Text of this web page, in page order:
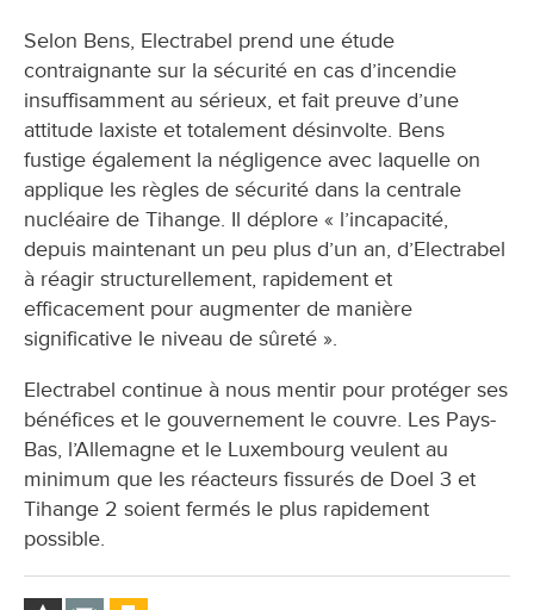
Selon Bens, Electrabel prend une étude
contraignante sur la sécurité en cas d’incendie
insuffisamment au sérieux, et fait preuve d’une
attitude laxiste et totalement désinvolte. Bens
fustige également la négligence avec laquelle on
applique les règles de sécurité dans la centrale
nucléaire de Tihange. Il déplore « l’incapacité,
depuis maintenant un peu plus d’un an, d’Electrabel
à réagir structurellement, rapidement et
efficacement pour augmenter de manière
significative le niveau de sûreté ».
Electrabel continue à nous mentir pour protéger ses
bénéfices et le gouvernement le couvre. Les Pays-
Bas, l’Allemagne et le Luxembourg veulent au
minimum que les réacteurs fissurés de Doel 3 et
Tihange 2 soient fermés le plus rapidement
possible.